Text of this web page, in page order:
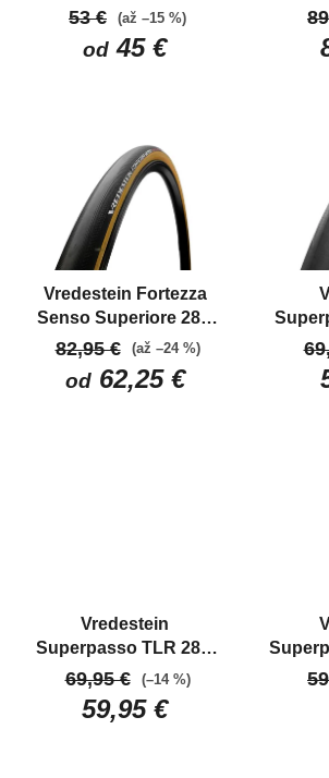
závodný plášť
od 45 €
53 € (až –15 %)
Vredestein Fortezza
Senso Superiore 28",
Black/ Natural
Cestný
extra ľahký plášť
ručne vyrábaný
od62,25 €
82,95 € (až –24 %)
Black
Vredestein
Superpasso TLR 28",
Tan/ Natural
Špičkový
cestný bezdušový
plášť
59,95 €
69,95 € (–14 %)